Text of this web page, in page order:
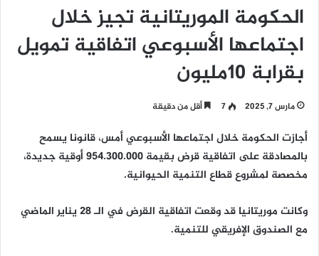
الحكومة الموريتانية تجيز خلال
اجتماعها الأسبوعي اتفاقية تمويل
بقرابة 10مليون
مارس 7, 2025 7 أقل من دقيقة
أجازت الحكومة خلال اجتماعها الأسبوعي أمس، قانونا يسمح
بالمصادقة على اتفاقية قرض بقيمة 954.300.000 أوقية جديدة،
مخصصة لمشروع قطاع التنمية الحيوانية.
وكانت موريتانيا قد وقعت اتفاقية القرض في الـ 28 يناير الماضي
مع الصندوق الإفريقي للتنمية.